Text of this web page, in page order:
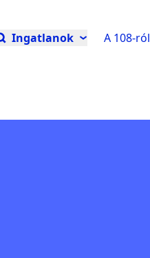
Ingatlanok A 108-ról